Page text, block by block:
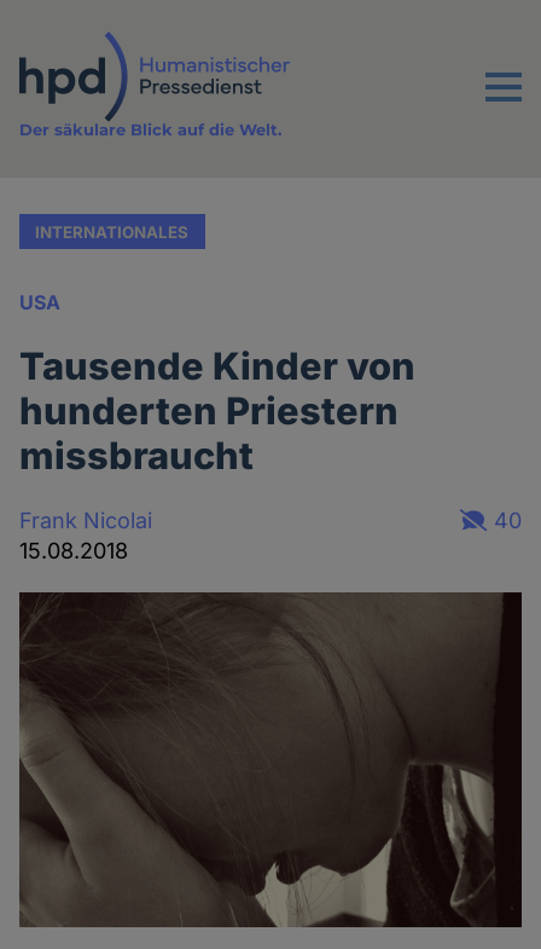
Inhalt
Menu
Der säkulare Blick auf die Welt.
INTERNATIONALES
USA
Tausende Kinder von
hunderten Priestern
missbraucht
Frank Nicolai
15.08.2018
40